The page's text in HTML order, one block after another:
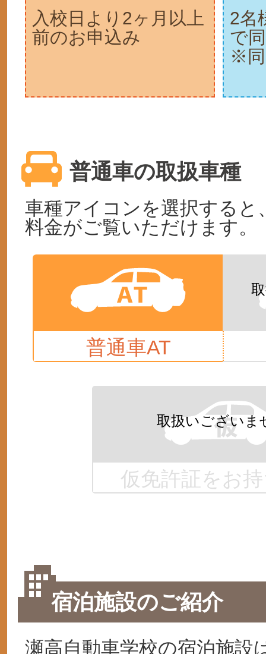
入校日より2ヶ月以上
前のお申込み
2名
で
※同
普通車の取扱車種
車種アイコンを選択すると
料金がご覧いただけます。
普通車AT
仮免許証をお
宿泊施設のご紹介
瀬高自動車学校の宿泊施設